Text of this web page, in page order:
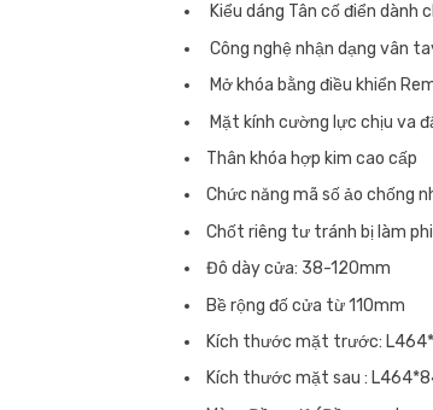
Kiểu dáng Tân cố điển dành
Công nghệ nhận dạng vân
Mở khóa bằng điều khiển
Mặt kính cường lực chịu va
Thân khóa hợp kim cao cấp
Chức năng mã số ảo chống
Chốt riêng tư tránh bị làm
Đô dày cửa: 38-120mm
Bề rộng đố cửa từ 110mm
Kích thước mặt trước:
Kích thước mặt sau :